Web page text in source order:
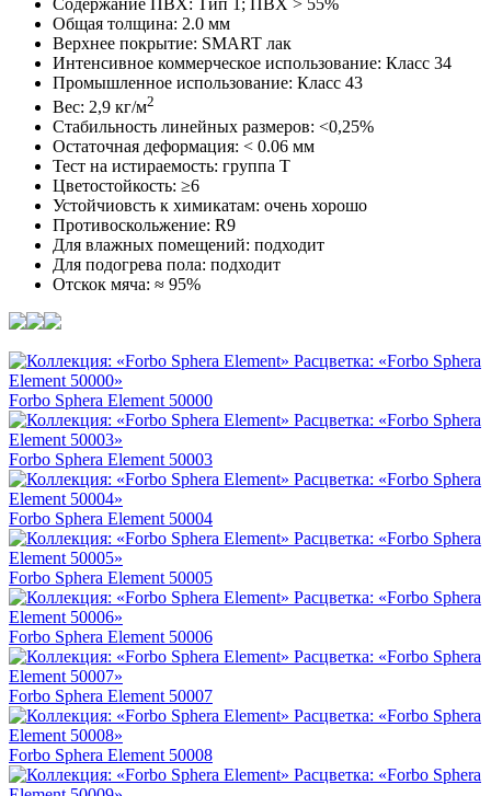
Общая толщина: 2.0 мм
Верхнее покрытие: SMART лак
Интенсивное коммерческое использование: Класс 34
Промышленное использование: Класс 43
Вес: 2,9 кг/м2
Стабильность линейных размеров: <0,25%
Остаточная деформация: < 0.06 мм
Тест на истираемость: группа T
Цветостойкость: ≥6
Устойчиовсть к химикатам: очень хорошо
Противоскольжение: R9
Для влажных помещений: подходит
Для подогрева пола: подходит
Отскок мяча: ≈ 95%
Forbo Sphera Element 50000
Forbo Sphera Element 50003
Forbo Sphera Element 50004
Forbo Sphera Element 50005
Forbo Sphera Element 50006
Forbo Sphera Element 50007
Forbo Sphera Element 50008